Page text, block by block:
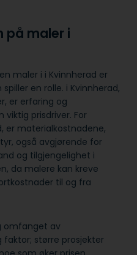
på maler i
maler i i Kvinnherad er
en rolle. i Kvinnherad,
er erfaring og
prisdriver. For
er materialkostnadene,
også avgjørende for
og tilgjengelighet i
da malere kan kreve
til og fra
omfanget av
større prosjekter